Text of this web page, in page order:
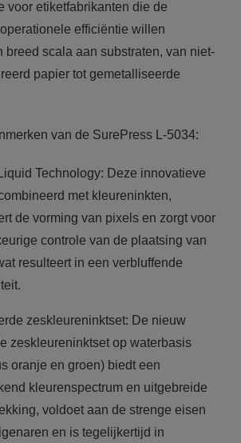
voor etiketfabrikanten die de
efficiëntie willen
breed scala aan substraten, van niet-
papier tot gemetalliseerde
van de SurePress L-5034:
Technology: Deze innovatieve
met kleureninkten,
de vorming van pixels en zorgt voor
controle van de plaatsing van
resulteert in een verbluffende
zeskleureninktset: De nieuw
zeskleureninktset op waterbasis
oranje en groen) biedt een
kleurenspectrum en uitgebreide
voldoet aan de strenge eisen
en is tegelijkertijd in